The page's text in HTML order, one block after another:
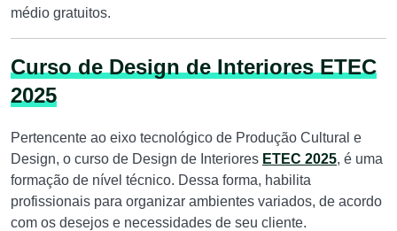
médio gratuitos.
Curso de Design de Interiores ETEC
2025
Pertencente ao eixo tecnológico de Produção Cultural e
Design, o curso de Design de Interiores ETEC 2025, é uma
formação de nível técnico. Dessa forma, habilita
profissionais para organizar ambientes variados, de acordo
com os desejos e necessidades de seu cliente.